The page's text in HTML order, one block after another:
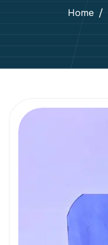
Home